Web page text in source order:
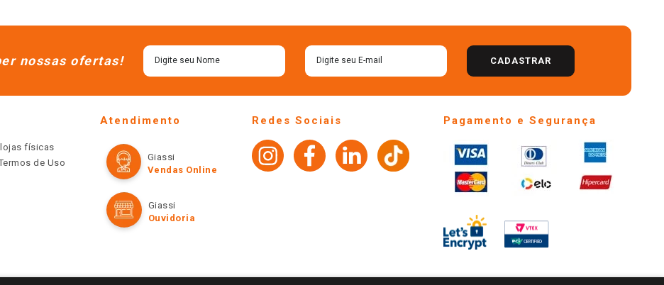
nossas ofertas! CADASTRAR
físicas
de Uso
Atendimento
Giassi
Vendas Online
Giassi
Ouvidoria
Redes Sociais Pagamento e Segurança